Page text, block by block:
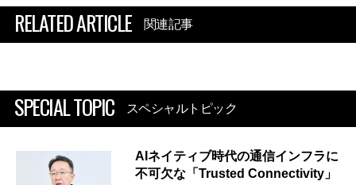
RELATED ARTICLE 関連記事
SPECIAL TOPIC スペシャルトピック
AIネイティブ時代の通信インフラに
不可欠な「Trusted Connectivity」